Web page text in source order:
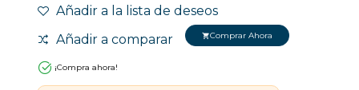
Añadir a la lista de deseos
Añadir a comparar
shopping_cartComprar Ahora
¡Compra ahora!